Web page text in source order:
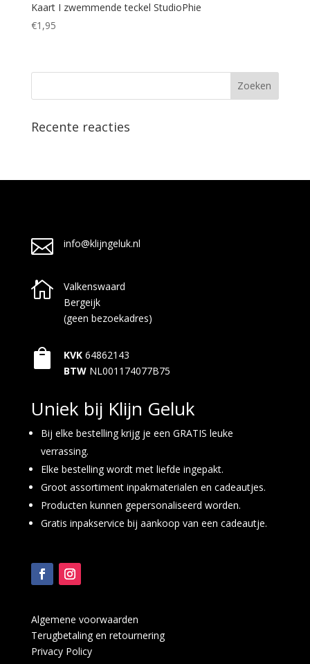
Kaart I zwemmende teckel StudioPhie
€1,95
Recente reacties
 info@klijngeluk.nl

Valkenswaard
Bergeijk
(geen bezoekadres)
 KVK 64862143
BTW NL001174077B75
Uniek bij Klijn Geluk
Bij elke bestelling krijg je een GRATIS leuke
verrassing.
Elke bestelling wordt met liefde ingepakt.
Groot assortiment inpakmaterialen en cadeautjes.
Producten kunnen gepersonaliseerd worden.
Gratis inpakservice bij aankoop van een cadeautje.
Algemene voorwaarden
Terugbetaling en retournering
Privacy Policy